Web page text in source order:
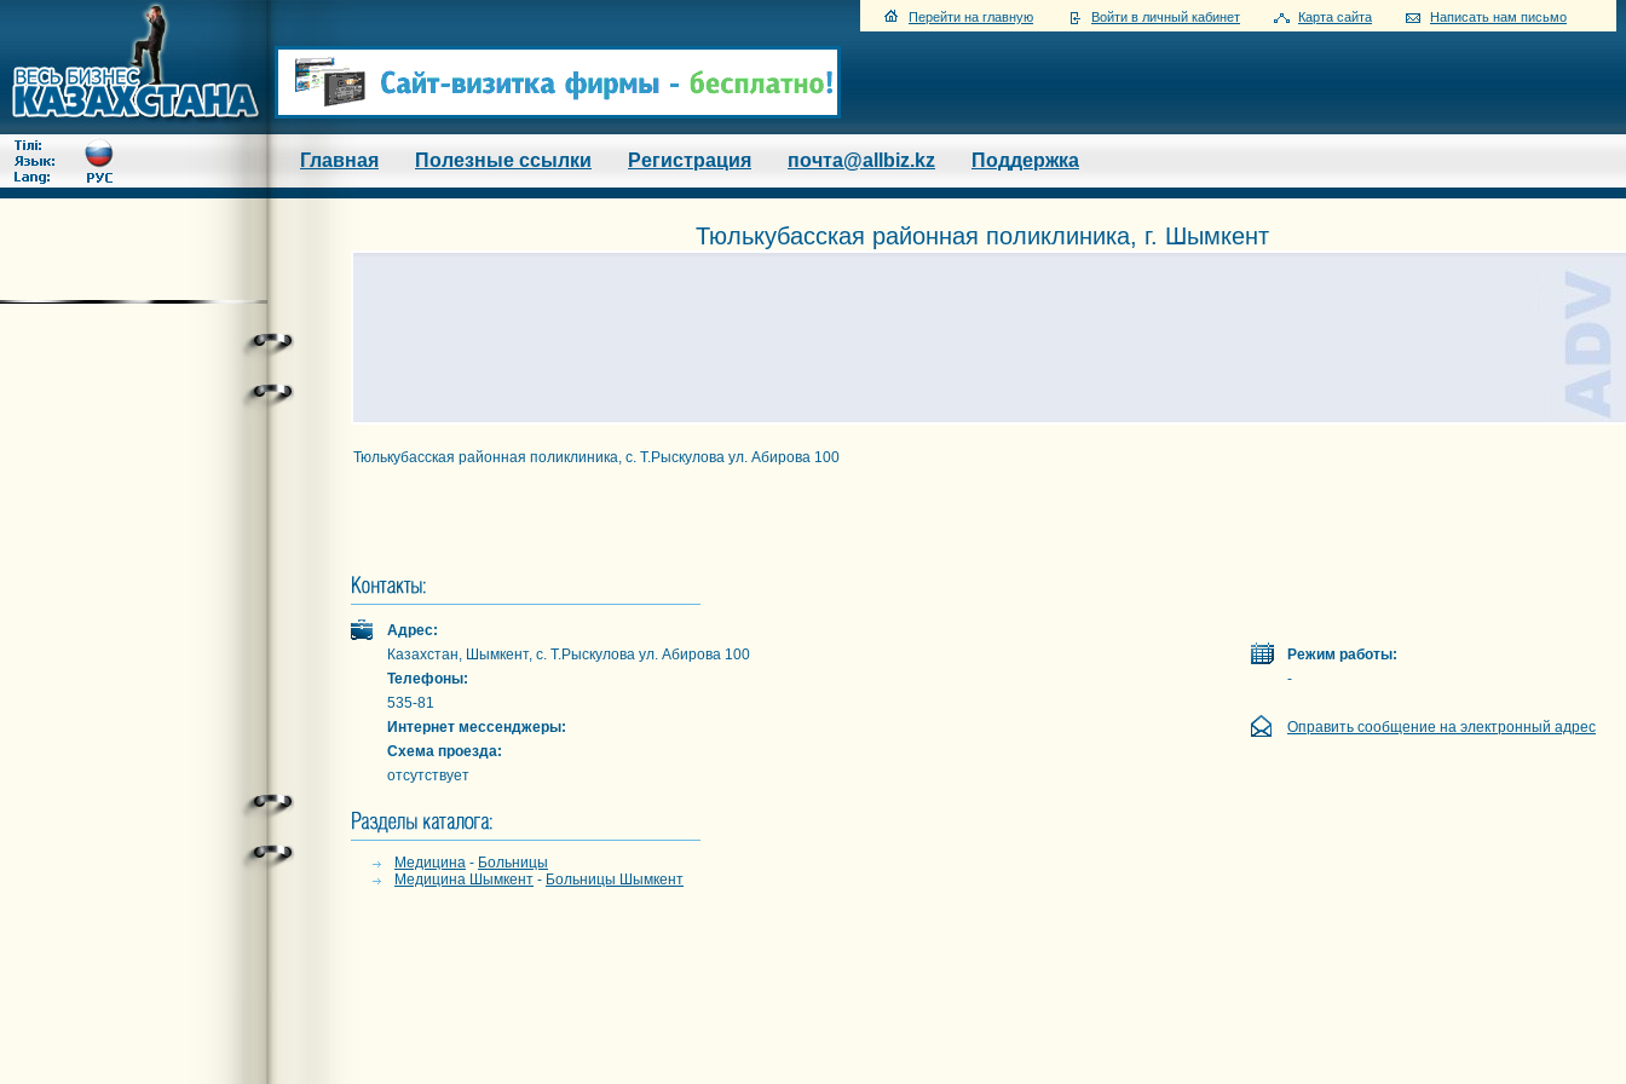
Перейти на главную Войти в личный кабинет Карта сайта Написать нам письмо
Главная Полезные ссылки Регистрация почта@allbiz.kz Поддержка
Тюлькубасская районная поликлиника, г. Шымкент
Тюлькубасская районная поликлиника, с. Т.Рыскулова ул. Абирова 100
Адрес:
Казахстан, Шымкент, с. Т.Рыскулова ул. Абирова 100
Телефоны:
535-81
Интернет мессенджеры:
Схема проезда:
отсутствует
Режим работы:
-
Оправить сообщение на электронный адрес
Медицина - Больницы
Медицина Шымкент - Больницы Шымкент